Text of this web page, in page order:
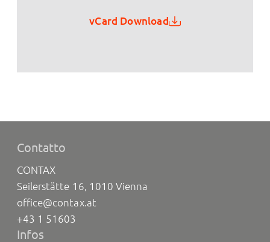
vCard Download
Contatto
CONTAX
Seilerstätte 16, 1010 Vienna
office@contax.at
+43 1 51603
Infos